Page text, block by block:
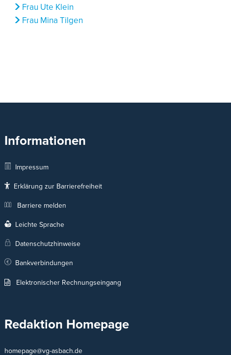
Frau Ute Klein
Frau Mina Tilgen
Informationen
Impressum
Erklärung zur Barrierefreiheit
Barriere melden
Leichte Sprache
Datenschutzhinweise
Bankverbindungen
Elektronischer Rechnungseingang
Redaktion Homepage
homepage@vg-asbach.de